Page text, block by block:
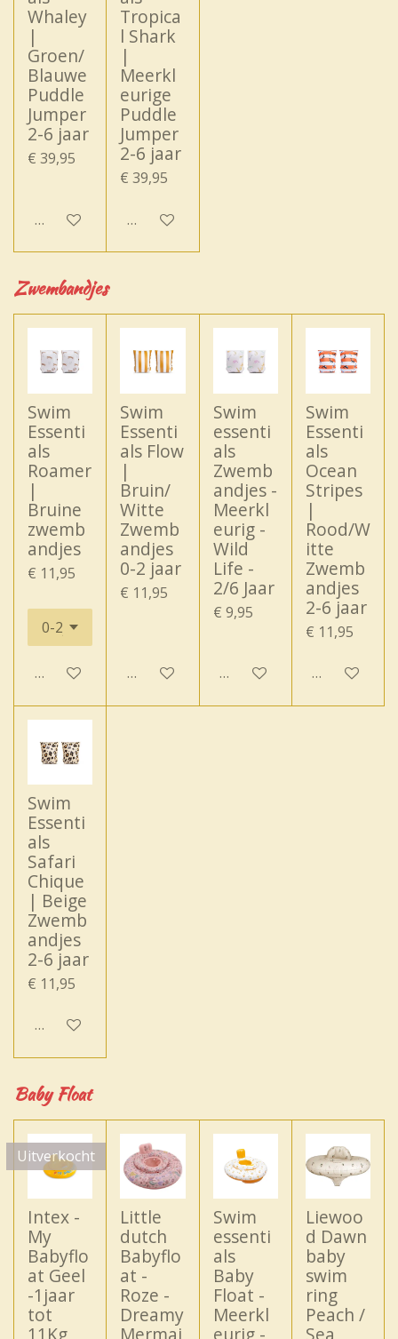
Whaley
|
Groen/
Blauwe
Puddle
Jumper
2-6 jaar
€ 39,95
In winkelwagen
Tropica
l Shark
|
Meerkl
eurige
Puddle
Jumper
2-6 jaar
€ 39,95
In winkelwagen
Zwembandjes
Swim
Essenti
als
Roamer
|
Bruine
zwemb
andjes
€ 11,95
In winkelwagen
Swim
Essenti
als Flow
|
Bruin/
Witte
Zwemb
andjes
0-2 jaar
€ 11,95
In winkelwagen
Swim
essenti
als
Zwemb
andjes -
Meerkl
eurig -
Wild
Life -
2/6 Jaar
€ 9,95
In winkelwagen
Swim
Essenti
als
Ocean
Stripes
|
Rood/W
itte
Zwemb
andjes
2-6 jaar
€ 11,95
In
Swim
Essenti
als
Safari
Chique
| Beige
Zwemb
andjes
2-6 jaar
€ 11,95
In winkelwagen
Baby Float
Uitverkocht
Intex -
My
Babyflo
at Geel
-1jaar
tot
11Kg
Little
dutch
Babyflo
at -
Roze -
Dreamy
Mermai
Swim
essenti
als
Baby
Float -
Meerkl
eurig -
Liewoo
d Dawn
baby
swim
ring
Peach /
Sea